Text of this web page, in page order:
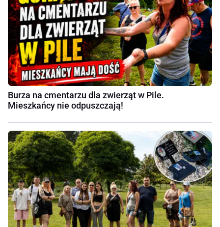
Burza na cmentarzu dla zwierząt w Pile.
Mieszkańcy nie odpuszczają!